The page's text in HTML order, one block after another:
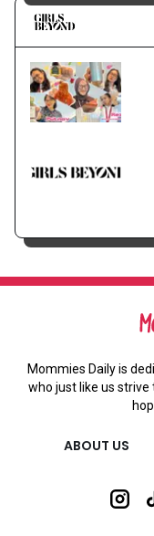
Mommies Daily is
who just like us
ABOUT US